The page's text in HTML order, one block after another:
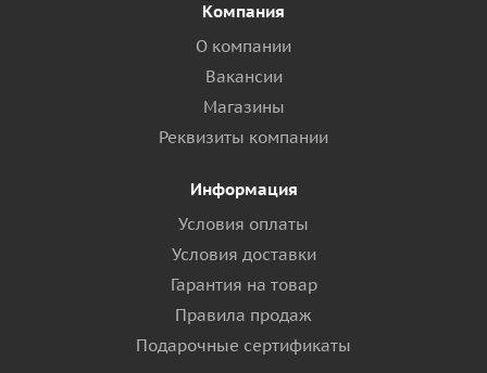
Компания
О компании
Вакансии
Магазины
Реквизиты компании
Информация
Условия оплаты
Условия доставки
Гарантия на товар
Правила продаж
Подарочные сертификаты